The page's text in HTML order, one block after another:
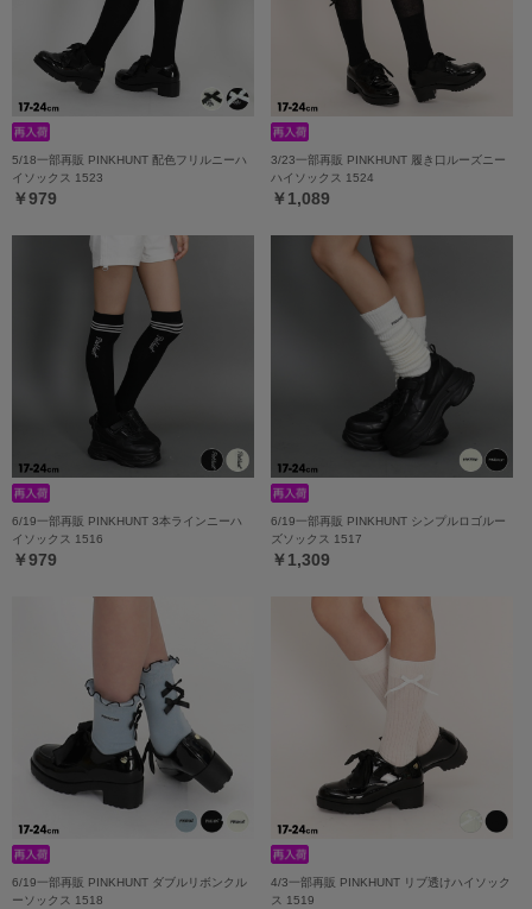
5/18一部再販 PINKHUNT 配色フリルニーハ
イソックス 1523
￥979
3/23一部再販 PINKHUNT 履き口ルーズニー
ハイソックス 1524
￥1,089
6/19一部再販 PINKHUNT 3本ラインニーハ
イソックス 1516
￥979
6/19一部再販 PINKHUNT シンプルロゴルー
ズソックス 1517
￥1,309
6/19一部再販 PINKHUNT ダブルリボンクル
ーソックス 1518
4/3一部再販 PINKHUNT リブ透けハイソック
ス 1519